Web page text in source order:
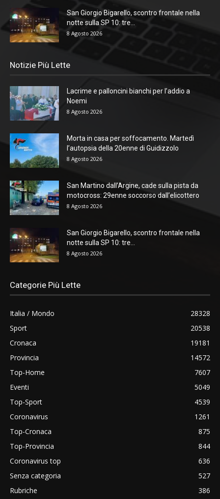
San Giorgio Bigarello, scontro frontale nella
notte sulla SP 10: tre...
8 Agosto 2026
Notizie Più Lette
Lacrime e palloncini bianchi per l’addio a
Noemi
8 Agosto 2026
Morta in casa per soffocamento. Martedì
l’autopsia della 20enne di Guidizzolo
8 Agosto 2026
San Martino dall’Argine, cade sulla pista da
motocross: 29enne soccorso dall’elicottero
8 Agosto 2026
San Giorgio Bigarello, scontro frontale nella
notte sulla SP 10: tre...
8 Agosto 2026
Categorie Più Lette
Italia / Mondo
28328
Sport
20538
Cronaca
19181
Provincia
14572
Top-Home
7607
Eventi
5049
Top-Sport
4539
Coronavirus
1261
Top-Cronaca
875
Top-Provincia
844
Coronavirus top
636
Senza categoria
527
Rubriche
386